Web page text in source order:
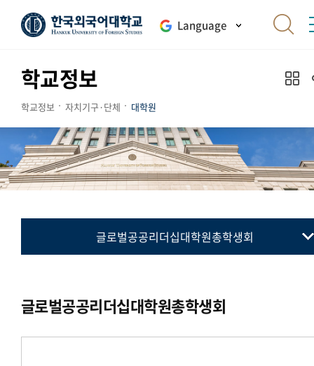
Language
학교정보
학교정보 자치기구·단체 대학원
글로벌공공리더십대학원총학생회
국제지역대학원총학생회
교육대학원총학생회
글로벌공공리더십대학원총학생회